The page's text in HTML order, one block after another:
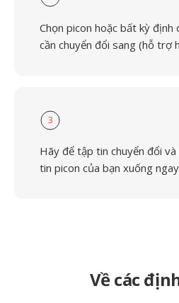
Chọn picon hoặc bất kỳ định
cần chuyển đổi sang (hỗ trợ
3
Hãy để tập tin chuyển đổi
tin picon của bạn xuống
Về các